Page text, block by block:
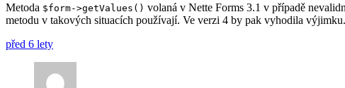
Metoda $form->getValues() volaná v Nette Forms 3.1 v případě
metodu v takových situacích používají. Ve verzi 4 by pak vyhodila výjimku.
před 6 lety